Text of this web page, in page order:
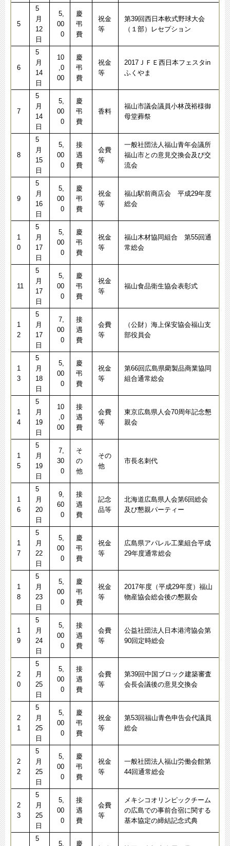
5
5
月
12
日
5,
00
0
慶
弔
費
祝金
等
第39回西日本軟式野球大会
（１部）レセプション
6
5
月
14
日
10
,0
00
慶
弔
費
祝金
等
2017ＪＦＥ西日本フェスタin
ふくやま
7
5
月
14
日
5,
00
0
慶
弔
費
香料
福山市議会議員小林茂裕様御
母堂葬祭
8
5
月
15
日
5,
00
0
接
遇
費
会費
等
一般社団法人福山青年会議所
福山市との意見交換会及び交
流会
9
5
月
16
日
5,
00
0
慶
弔
費
祝金
等
福山駅前商店会 平成29年度
総会
1
0
5
月
17
日
5,
00
0
慶
弔
費
祝金
等
福山木材協同組合 第55回通
常総会
11
5
月
17
日
5,
00
0
慶
弔
費
祝金
等
福山食品衛生協会表彰式
1
2
5
月
17
日
7,
00
0
接
遇
費
会費
等
（公財）海上保安協会福山支
部役員会
1
3
5
月
18
日
5,
00
0
慶
弔
費
祝金
等
第66回広島県藺製品商業協同
組合通常総会
1
4
5
月
19
日
10
,0
00
接
遇
費
会費
等
東京広島県人会70周年記念懇
親会
1
5
5
月
19
日
7,
30
0
そ
の
他
その
他
市長名刺代
1
6
5
月
20
日
9,
60
0
接
遇
費
記念
品等
北海道広島県人会第6回総会
及び懇親パーティー
1
7
5
月
22
日
5,
00
0
慶
弔
費
祝金
等
広島県アパレル工業組合平成
29年度通常総会
1
8
5
月
23
日
5,
00
0
慶
弔
費
祝金
等
2017年度（平成29年度）福山
物産協会総会後の懇親会
1
9
5
月
24
日
5,
00
0
接
遇
費
会費
等
公益社団法人日本港湾協会第
90回定時総会
2
0
5
月
25
日
5,
00
0
接
遇
費
会費
等
第39回中国ブロック建築審査
会長会議後の意見交換会
2
1
5
月
25
日
5,
00
0
慶
弔
費
祝金
等
第53回福山青色申告会代議員
総会
2
2
5
月
25
日
5,
00
0
慶
弔
費
祝金
等
一般社団法人福山労働会館第
44回通常総会
2
3
5
月
25
日
5,
00
0
接
遇
費
会費
等
メキシコオリンピックチーム
の広島での事前合宿に関する
基本協定の締結記念式典
5
5, 慶